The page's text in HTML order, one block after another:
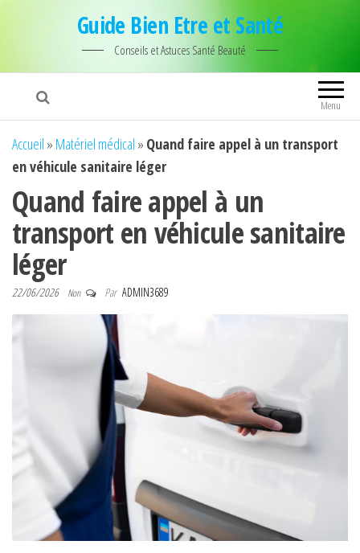
Guide Bien Etre et Santé
Conseils et Astuces Santé Beauté
Menu
Accueil » Matériel médical » Quand faire appel à un transport
en véhicule sanitaire léger
Quand faire appel à un
transport en véhicule sanitaire
léger
22/06/2026 Non Par ADMIN3689